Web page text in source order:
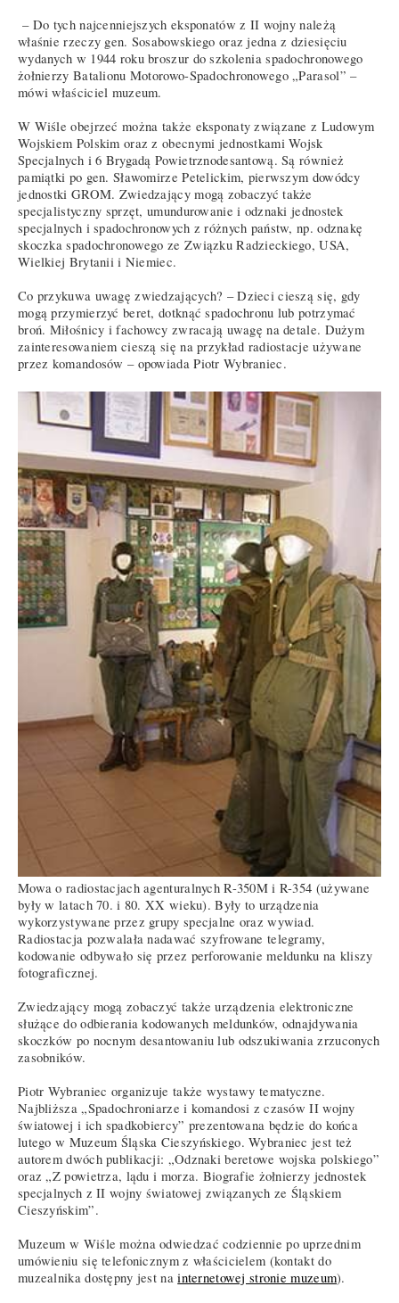
– Do tych najcenniejszych eksponatów z II wojny należą
właśnie rzeczy gen. Sosabowskiego oraz jedna z dziesięciu
wydanych w 1944 roku broszur do szkolenia spadochronowego
żołnierzy Batalionu Motorowo-Spadochronowego „Parasol” –
mówi właściciel muzeum.
W Wiśle obejrzeć można także eksponaty związane z Ludowym
Wojskiem Polskim oraz z obecnymi jednostkami Wojsk
Specjalnych i 6 Brygadą Powietrznodesantową. Są również
pamiątki po gen. Sławomirze Petelickim, pierwszym dowódcy
jednostki GROM. Zwiedzający mogą zobaczyć także
specjalistyczny sprzęt, umundurowanie i odznaki jednostek
specjalnych i spadochronowych z różnych państw, np. odznakę
skoczka spadochronowego ze Związku Radzieckiego, USA,
Wielkiej Brytanii i Niemiec.
Co przykuwa uwagę zwiedzających? – Dzieci cieszą się, gdy
mogą przymierzyć beret, dotknąć spadochronu lub potrzymać
broń. Miłośnicy i fachowcy zwracają uwagę na detale. Dużym
zainteresowaniem cieszą się na przykład radiostacje używane
przez komandosów – opowiada Piotr Wybraniec.
Mowa o radiostacjach agenturalnych R-350M i R-354 (używane
były w latach 70. i 80. XX wieku). Były to urządzenia
wykorzystywane przez grupy specjalne oraz wywiad.
Radiostacja pozwalała nadawać szyfrowane telegramy,
kodowanie odbywało się przez perforowanie meldunku na kliszy
fotograficznej.
Zwiedzający mogą zobaczyć także urządzenia elektroniczne
służące do odbierania kodowanych meldunków, odnajdywania
skoczków po nocnym desantowaniu lub odszukiwania zrzuconych
zasobników.
Piotr Wybraniec organizuje także wystawy tematyczne.
Najbliższa „Spadochroniarze i komandosi z czasów II wojny
światowej i ich spadkobiercy” prezentowana będzie do końca
lutego w Muzeum Śląska Cieszyńskiego. Wybraniec jest też
autorem dwóch publikacji: „Odznaki beretowe wojska polskiego”
oraz „Z powietrza, lądu i morza. Biografie żołnierzy jednostek
specjalnych z II wojny światowej związanych ze Śląskiem
Cieszyńskim”.
Muzeum w Wiśle można odwiedzać codziennie po uprzednim
umówieniu się telefonicznym z właścicielem (kontakt do
muzealnika dostępny jest nainternetowej stronie muzeum).